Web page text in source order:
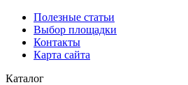
Полезные статьи
Выбор площадки
Контакты
Карта сайта
Каталог